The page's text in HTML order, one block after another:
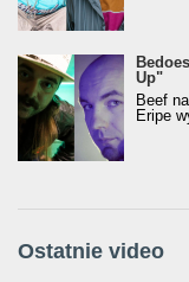
Up"
Beef
Eripe
Ostatnie video